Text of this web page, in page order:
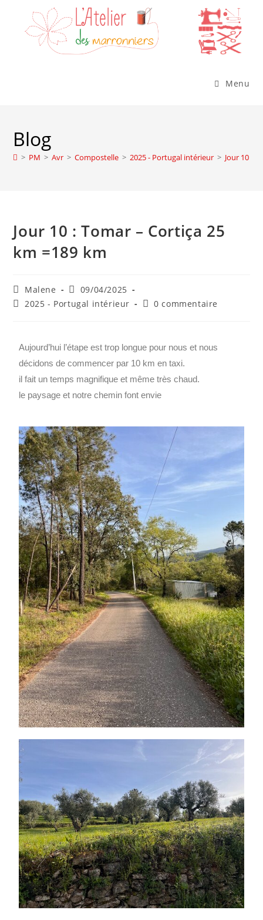
Menu
Blog
> PM > Avr > Compostelle > 2025 - Portugal intérieur > Jour 10 :
Jour 10 : Tomar – Cortiça 25
km =189 km
Malene
09/04/2025
2025 - Portugal intérieur
0 commentaire
Aujourd’hui l’étape est trop longue pour nous et nous
décidons de commencer par 10 km en taxi.
il fait un temps magnifique et même très chaud.
le paysage et notre chemin font envie